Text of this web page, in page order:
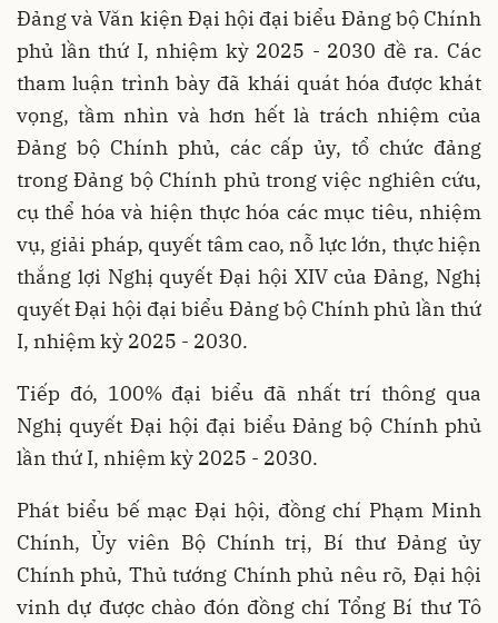
Đảng và Văn kiện Đại hội đại biểu Đảng bộ Chính
phủ lần thứ I, nhiệm kỳ 2025 - 2030 đề ra. Các
tham luận trình bày đã khái quát hóa được khát
vọng, tầm nhìn và hơn hết là trách nhiệm của
Đảng bộ Chính phủ, các cấp ủy, tổ chức đảng
trong Đảng bộ Chính phủ trong việc nghiên cứu,
cụ thể hóa và hiện thực hóa các mục tiêu, nhiệm
vụ, giải pháp, quyết tâm cao, nỗ lực lớn, thực hiện
thắng lợi Nghị quyết Đại hội XIV của Đảng, Nghị
quyết Đại hội đại biểu Đảng bộ Chính phủ lần thứ
I, nhiệm kỳ 2025 - 2030.
Tiếp đó, 100% đại biểu đã nhất trí thông qua
Nghị quyết Đại hội đại biểu Đảng bộ Chính phủ
lần thứ I, nhiệm kỳ 2025 - 2030.
Phát biểu bế mạc Đại hội, đồng chí Phạm Minh
Chính, Ủy viên Bộ Chính trị, Bí thư Đảng ủy
Chính phủ, Thủ tướng Chính phủ nêu rõ, Đại hội
vinh dự được chào đón đồng chí Tổng Bí thư Tô